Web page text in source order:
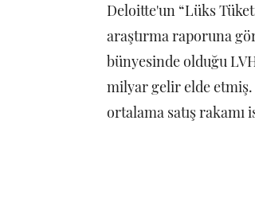
Deloitte'un “Lüks
araştırma raporuna
bünyesinde olduğu
milyar gelir elde
ortalama satış rakamı